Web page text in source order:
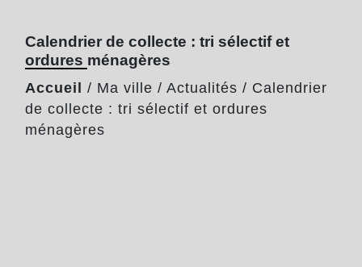
Calendrier de collecte : tri sélectif et
ordures ménagères
Accueil / Ma ville / Actualités / Calendrier
de collecte : tri sélectif et ordures
ménagères